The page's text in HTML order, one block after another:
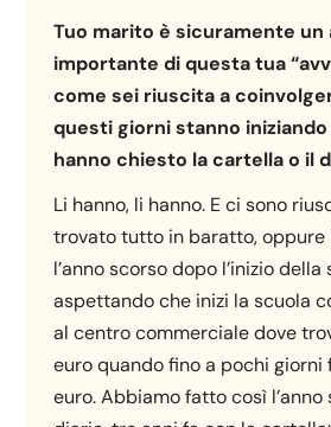
Tuo marito è sicuramente
importante di questa tua
come sei riuscita a
questi giorni stanno
hanno chiesto la cartella o il
Li hanno, li hanno. E ci sono
trovato tutto in baratto,
l’anno scorso dopo l’inizio
aspettando che inizi la scuola
al centro commerciale dove
euro quando fino a pochi
euro. Abbiamo fatto così l’anno